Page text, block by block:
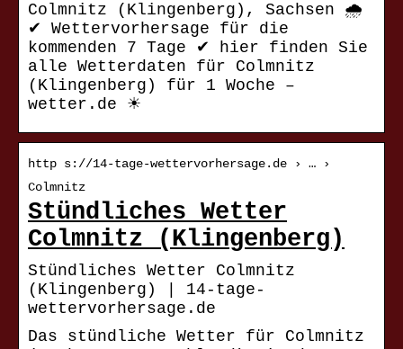
Colmnitz (Klingenberg), Sachsen 🌧️
✔ Wettervorhersage für die
kommenden 7 Tage ✔ hier finden Sie
alle Wetterdaten für Colmnitz
(Klingenberg) für 1 Woche –
wetter.de ☀
http s://14-tage-wettervorhersage.de › … ›
Colmnitz
Stündliches Wetter
Colmnitz (Klingenberg)
Stündliches Wetter Colmnitz
(Klingenberg) | 14-tage-
wettervorhersage.de
Das stündliche Wetter für Colmnitz